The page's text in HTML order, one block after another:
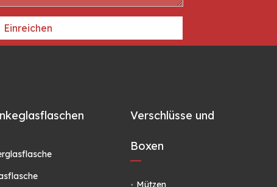
Einreichen
Verschlüsse und
Boxen